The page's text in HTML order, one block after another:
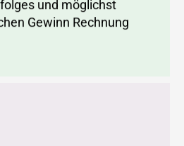
und möglichst
Gewinn Rechnung